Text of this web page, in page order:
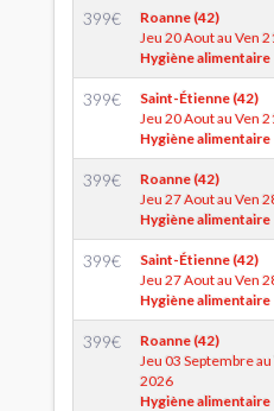
399€
Roanne (42)
Jeu 20 Aout au Ven
Hygiène alimentaire
399€
Saint-Étienne (42)
Jeu 20 Aout au Ven
Hygiène alimentaire
399€
Roanne (42)
Jeu 27 Aout au Ven
Hygiène alimentaire
399€
Saint-Étienne (42)
Jeu 27 Aout au Ven
Hygiène alimentaire
399€
Roanne (42)
Jeu 03 Septembre
2026
Hygiène alimentaire